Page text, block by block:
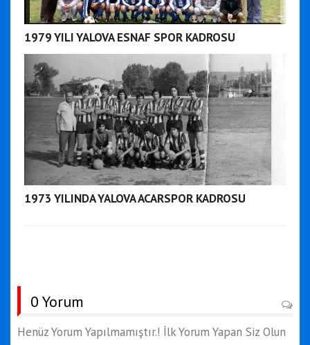
1979 YILI YALOVA ESNAF SPOR KADROSU
1973 YILINDA YALOVA ACARSPOR KADROSU
0 Yorum
Henüz Yorum Yapılmamıştır.! İlk Yorum Yapan Siz Olun